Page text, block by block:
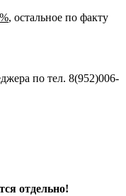
, остальное по факту
по тел. 8(952)006-
отдельно!